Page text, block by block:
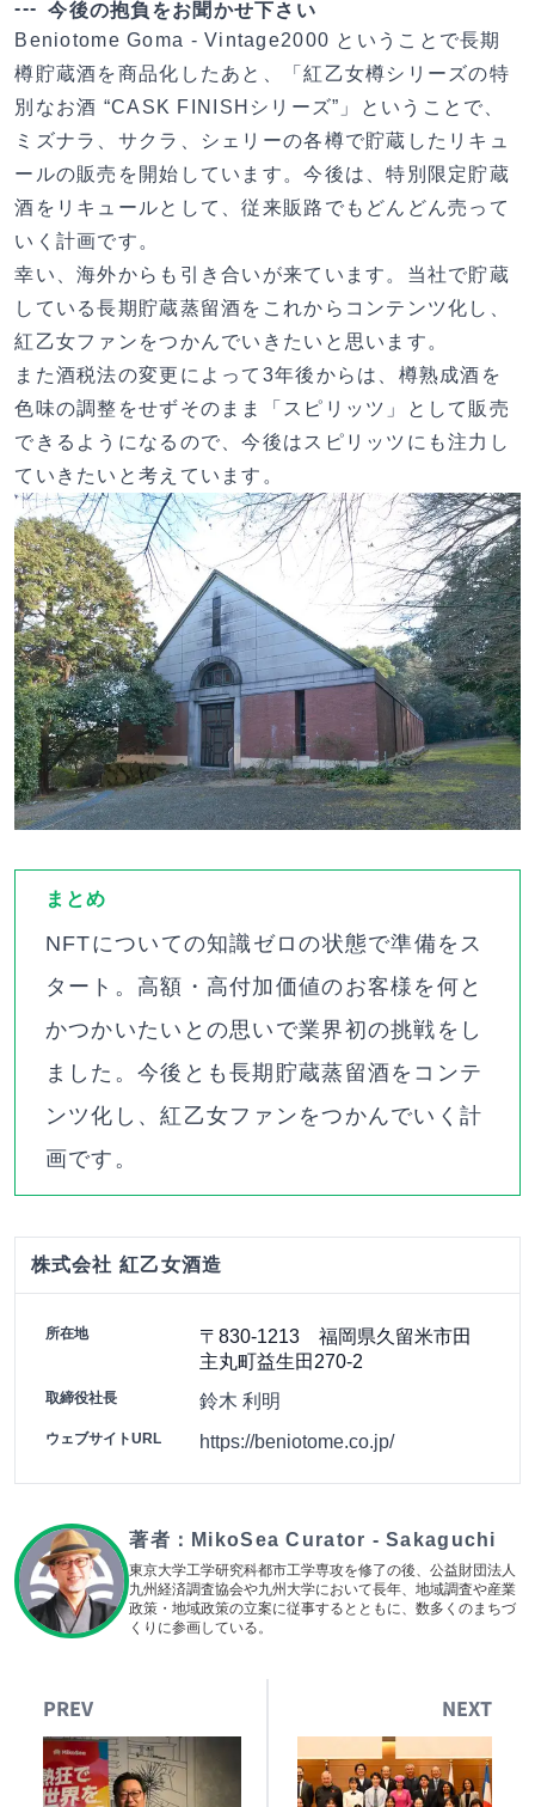
今後の抱負をお聞かせ下さい
Beniotome Goma - Vintage2000 ということで長期
樽貯蔵酒を商品化したあと、「紅乙女樽シリーズの特
別なお酒 “CASK FINISHシリーズ”」ということで、
ミズナラ、サクラ、シェリーの各樽で貯蔵したリキュ
ールの販売を開始しています。今後は、特別限定貯蔵
酒をリキュールとして、従来販路でもどんどん売って
いく計画です。
幸い、海外からも引き合いが来ています。当社で貯蔵
している長期貯蔵蒸留酒をこれからコンテンツ化し、
紅乙女ファンをつかんでいきたいと思います。
また酒税法の変更によって3年後からは、樽熟成酒を
色味の調整をせずそのまま「スピリッツ」として販売
できるようになるので、今後はスピリッツにも注力し
ていきたいと考えています。
まとめ
NFTについての知識ゼロの状態で準備をス
タート。高額・高付加価値のお客様を何と
かつかいたいとの思いで業界初の挑戦をし
ました。今後とも長期貯蔵蒸留酒をコンテ
ンツ化し、紅乙女ファンをつかんでいく計
画です。
株式会社 紅乙女酒造
所在地
〒830-1213 福岡県久留米市田
主丸町益生田270-2
取締役社長 鈴木 利明
ウェブサイトURL https://beniotome.co.jp/
著者： MikoSea Curator - Sakaguchi
東京大学工学研究科都市工学専攻を修了の後、公益財団法人
九州経済調査協会や九州大学において長年、地域調査や産業
政策・地域政策の立案に従事するとともに、数多くのまちづ
くりに参画している。
PREV NEXT